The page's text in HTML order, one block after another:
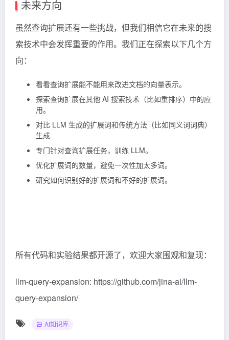
未来方向
虽然查询扩展还有一些挑战，但我们相信它在未来的搜
索技术中会发挥重要的作用。我们正在探索以下几个方
向：
看看查询扩展能不能用来改进文档的向量表示。
探索查询扩展在其他 AI 搜索技术（比如重排序）中的应
用。
对比 LLM 生成的扩展词和传统方法（比如同义词词典）
生成
专门针对查询扩展任务，训练 LLM。
优化扩展词的数量，避免一次性加太多词。
研究如何识别好的扩展词和不好的扩展词。
所有代码和实验结果都开源了，欢迎大家围观和复现：
llm-query-expansion: https://github.com/jina-ai/llm-
query-expansion/
AI知识库